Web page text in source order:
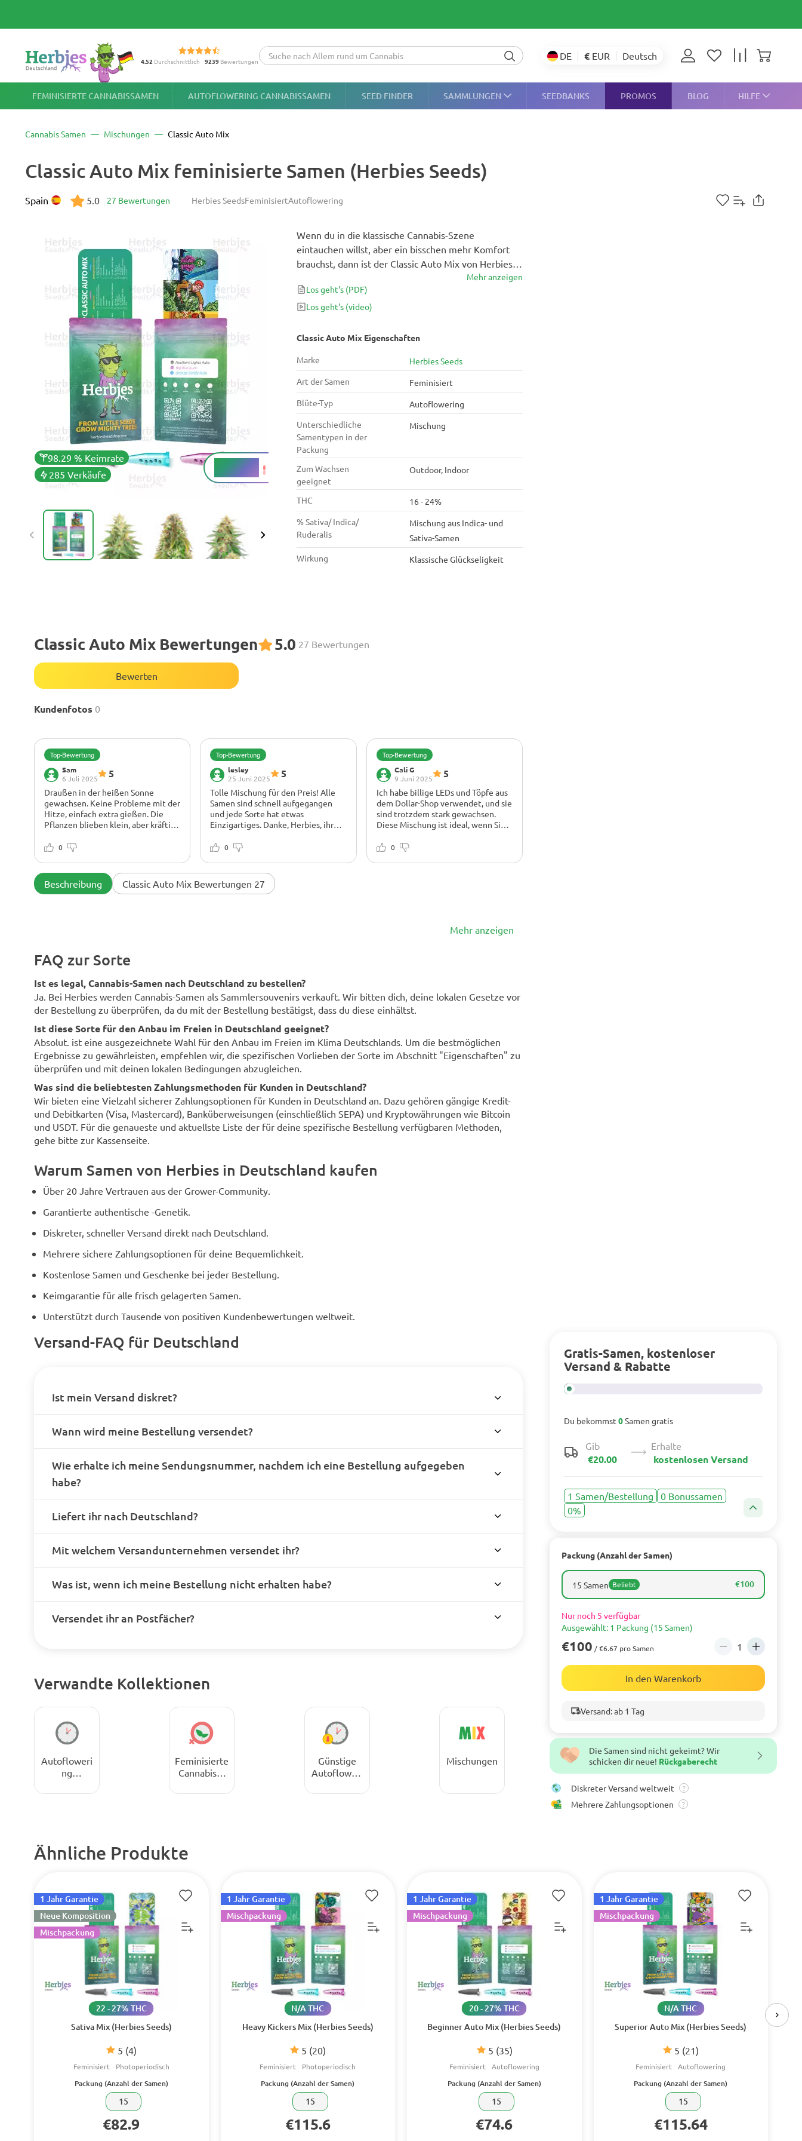
4.52 Durchschnittlich 9239Bewertungen DE € EUR Deutsch
FEMINISIERTE CANNABISSAMEN AUTOFLOWERING CANNABISSAMEN SEED FINDER SAMMLUNGEN SEEDBANKS PROMOS BLOG HILFE
Cannabis Samen Mischungen Classic Auto Mix
98.29 % Keimrate
285 Verkäufe
16 - 24 %
THC
Classic Auto Mix feminisierte Samen (Herbies Seeds)
Herbies SeedsFeminisiertAutoflowering
Spain 5.0 27 Bewertungen
Classic Auto Mix Eigenschaften
Marke
Herbies Seeds
Art der Samen
Feminisiert
Blüte-Typ
Autoflowering
Unterschiedliche
Samentypen in der
Packung
Mischung
Zum Wachsen
geeignet
Outdoor, Indoor
THC
16 - 24%
% Sativa/ Indica/
Ruderalis
Mischung aus Indica- und
Sativa-Samen
Wirkung
Klassische Glückseligkeit
Classic Auto Mix Bewertungen 5.0 27 Bewertungen
Bewerten
Kundenfotos 0
Top-Bewertung
Sam
6 Juli 2025
5
Draußen in der heißen Sonne
gewachsen. Keine Probleme mit der
Hitze, einfach extra gießen. Die
Pflanzen blieben klein, aber kräftig
0
Top-Bewertung
lesley
25 Juni 2025
5
Tolle Mischung für den Preis! Alle
Samen sind schnell aufgegangen
und jede Sorte hat etwas
Einzigartiges. Danke, Herbies, ihr
gemacht.
0
Top-Bewertung
Cali G
9 Juni 2025
5
Ich habe billige LEDs und Töpfe aus
dem Dollar-Shop verwendet, und sie
sind trotzdem stark gewachsen.
Diese Mischung ist ideal, wenn Sie
wünschen
0
Beschreibung Classic Auto Mix Bewertungen 27
Wenn du in die klassische Cannabis-Szene
eintauchen willst, aber ein bisschen mehr Komfort
brauchst, dann ist der Classic Auto Mix von Herbies
Seeds genau das Richtige für dich. Dieses Trio
erstklassiger Sorten – die zeitlose Northern Lights
Auto, die rasante Big Bud Auto und die köstliche
Gehalt, ihrer umwerfenden Wirkung und ihren
Sorten in diesem Mix sind einzeln beschriftet.
Mehr anzeigen
Los geht's (PDF)
Los geht's (video)
Mehr anzeigen
FAQ zur Sorte
Ist es legal, Cannabis-Samen nach Deutschland zu bestellen?
Ja. Bei Herbies werden Cannabis-Samen als Sammlersouvenirs verkauft. Wir bitten dich, deine lokalen Gesetze vor
der Bestellung zu überprüfen, da du mit der Bestellung bestätigst, dass du diese einhältst.
Ist diese Sorte für den Anbau im Freien in Deutschland geeignet?
Absolut. ist eine ausgezeichnete Wahl für den Anbau im Freien im Klima Deutschlands. Um die bestmöglichen
Ergebnisse zu gewährleisten, empfehlen wir, die spezifischen Vorlieben der Sorte im Abschnitt "Eigenschaften" zu
überprüfen und mit deinen lokalen Bedingungen abzugleichen.
Was sind die beliebtesten Zahlungsmethoden für Kunden in Deutschland?
Wir bieten eine Vielzahl sicherer Zahlungsoptionen für Kunden in Deutschland an. Dazu gehören gängige Kredit-
und Debitkarten (Visa, Mastercard), Banküberweisungen (einschließlich SEPA) und Kryptowährungen wie Bitcoin
und USDT. Für die genaueste und aktuellste Liste der für deine spezifische Bestellung verfügbaren Methoden,
gehe bitte zur Kassenseite.
Warum Samen von Herbies in Deutschland kaufen
Über 20 Jahre Vertrauen aus der Grower-Community.
Garantierte authentische -Genetik.
Diskreter, schneller Versand direkt nach Deutschland.
Mehrere sichere Zahlungsoptionen für deine Bequemlichkeit.
Kostenlose Samen und Geschenke bei jeder Bestellung.
Keimgarantie für alle frisch gelagerten Samen.
Unterstützt durch Tausende von positiven Kundenbewertungen weltweit.
Versand-FAQ für Deutschland
Ist mein Versand diskret?
Wann wird meine Bestellung versendet?
Wie erhalte ich meine Sendungsnummer, nachdem ich eine Bestellung aufgegeben
habe?
Liefert ihr nach Deutschland?
Mit welchem Versandunternehmen versendet ihr?
Was ist, wenn ich meine Bestellung nicht erhalten habe?
Versendet ihr an Postfächer?
Verwandte Kollektionen
Autofloweri
ng
men
Feminisierte
Cannabissa
Günstige
Autoflower-
Mischungen
Gratis-Samen, kostenloser
Versand & Rabatte
Du bekommst 0Samen gratis
Gib
€20.00
Erhalte
kostenlosen Versand
1 Samen/Bestellung
0 Bonussamen
0%
Packung (Anzahl der Samen)
15 Samen Beliebt €100
Nur noch 5 verfügbar
Ausgewählt: 1 Packung (15 Samen)
€100 / €6.67 pro Samen
In den Warenkorb
Versand: ab 1 Tag
Die Samen sind nicht gekeimt? Wir
schicken dir neue! Rückgaberecht
Diskreter Versand weltweit ?
Mehrere Zahlungsoptionen ?
Ähnliche Produkte
Sativa Mix (Herbies Seeds)
5 (4)
22 - 27% THC
Feminisiert Photoperiodisch
1 Jahr Garantie
Neue Komposition
Mischpackung
Packung (Anzahl der Samen)
15
€82.9
Heavy Kickers Mix (Herbies Seeds)
5 (20)
N/A THC
Feminisiert Photoperiodisch
1 Jahr Garantie
Mischpackung
Packung (Anzahl der Samen)
15
€115.6
Beginner Auto Mix (Herbies Seeds)
5 (35)
20 - 27% THC
Feminisiert Autoflowering
1 Jahr Garantie
Mischpackung
Packung (Anzahl der Samen)
15
€74.6
Superior Auto Mix (Herbies Seeds)
5 (21)
N/A THC
Feminisiert Autoflowering
1 Jahr Garantie
Mischpackung
Packung (Anzahl der Samen)
15
€115.64